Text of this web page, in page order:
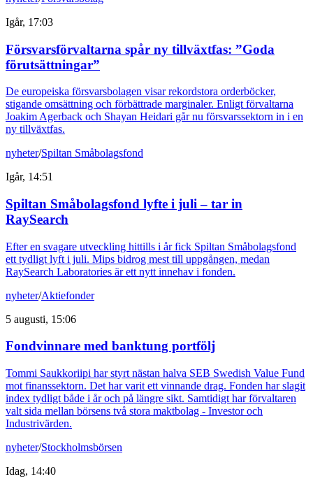
Igår, 17:03
Försvarsförvaltarna spår ny tillväxtfas: ”Goda
förutsättningar”
De europeiska försvarsbolagen visar rekordstora orderböcker,
stigande omsättning och förbättrade marginaler. Enligt förvaltarna
Joakim Agerback och Shayan Heidari går nu försvarssektorn in i en
ny tillväxtfas.
nyheter/Spiltan Småbolagsfond
Igår, 14:51
Spiltan Småbolagsfond lyfte i juli – tar in
RaySearch
Efter en svagare utveckling hittills i år fick Spiltan Småbolagsfond
ett tydligt lyft i juli. Mips bidrog mest till uppgången, medan
RaySearch Laboratories är ett nytt innehav i fonden.
nyheter/Aktiefonder
5 augusti, 15:06
Fondvinnare med banktung portfölj
Tommi Saukkoriipi har styrt nästan halva SEB Swedish Value Fund
mot finanssektorn. Det har varit ett vinnande drag. Fonden har slagit
index tydligt både i år och på längre sikt. Samtidigt har förvaltaren
valt sida mellan börsens två stora maktbolag - Investor och
Industrivärden.
nyheter/Stockholmsbörsen
Idag, 14:40